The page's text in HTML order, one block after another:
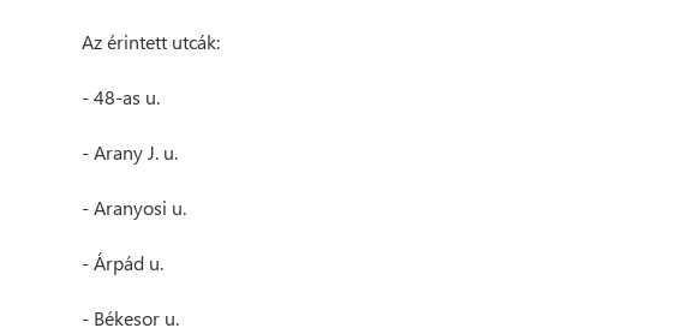
Az érintett utcák:
- 48-as u.
- Arany J. u.
- Aranyosi u.
- Árpád u.
- Békesor u.